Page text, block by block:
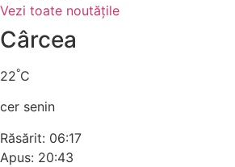
Vezi toate noutățile
Cârcea
22°C
cer senin
Răsărit: 06:17
Apus: 20:43